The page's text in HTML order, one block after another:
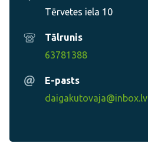
Tērvetes iela 10
Tālrunis
63781388
E-pasts
daigakutovaja@inbox.lv